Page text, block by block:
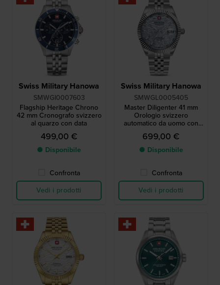
Swiss Military Hanowa
SMWGI0007603
Flagship Heritage Chrono
42 mm Cronografo svizzero
al quarzo con data
499,00 €
● Disponibile
Confronta
Vedi i prodotti
Swiss Military Hanowa
SMWGL0005405
Master Diligenter 41 mm
Orologio svizzero
automatico da uomo con
data
699,00 €
● Disponibile
Confronta
Vedi i prodotti